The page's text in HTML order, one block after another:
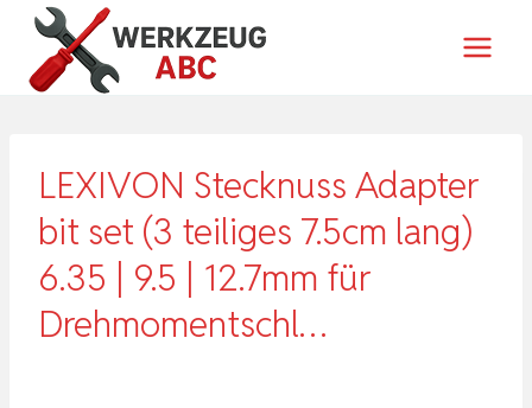
Zum
Inhalt
springen
LEXIVON Stecknuss Adapter
bit set (3 teiliges 7.5cm lang)
6.35 | 9.5 | 12.7mm für
Drehmomentschl…